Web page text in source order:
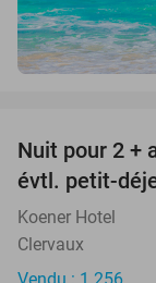
Nuit pour 2 +
évtl. petit-
Koener Hotel
Clervaux